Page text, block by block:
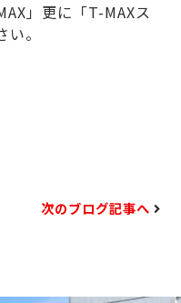
」更に「T-MAXス
。
次のブログ記事へ